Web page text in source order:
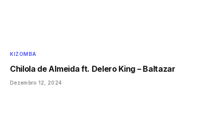
KIZOMBA
Chilola de Almeida ft. Delero King – Baltazar
Dezembro 12, 2024